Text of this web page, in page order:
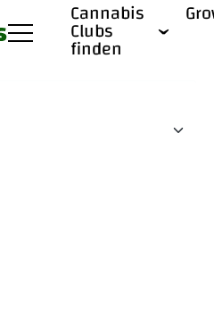
Cannabis
Clubs
finden